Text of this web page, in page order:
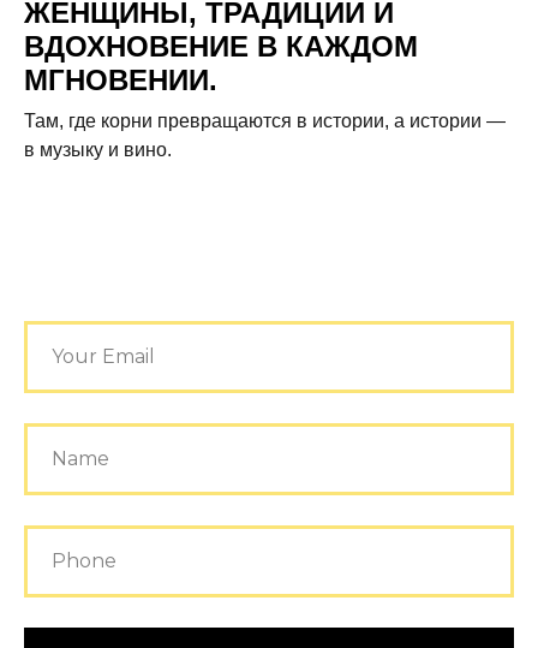
ЖЕНЩИНЫ, ТРАДИЦИИ И
ВДОХНОВЕНИЕ В КАЖДОМ
МГНОВЕНИИ.
Там, где корни превращаются в истории, а истории —
в музыку и вино.